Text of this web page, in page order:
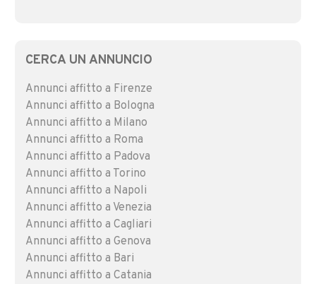
CERCA UN ANNUNCIO
Annunci affitto a Firenze
Annunci affitto a Bologna
Annunci affitto a Milano
Annunci affitto a Roma
Annunci affitto a Padova
Annunci affitto a Torino
Annunci affitto a Napoli
Annunci affitto a Venezia
Annunci affitto a Cagliari
Annunci affitto a Genova
Annunci affitto a Bari
Annunci affitto a Catania